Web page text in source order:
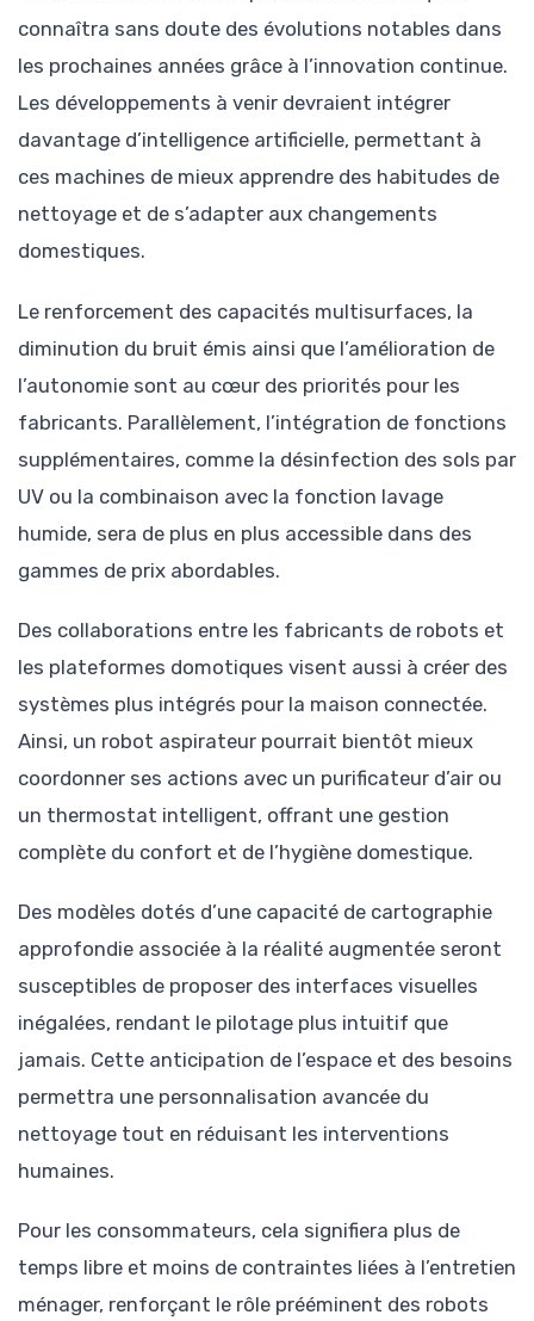
connaîtra sans doute des évolutions notables dans
les prochaines années grâce à l’innovation continue.
Les développements à venir devraient intégrer
davantage d’intelligence artificielle, permettant à
ces machines de mieux apprendre des habitudes de
nettoyage et de s’adapter aux changements
domestiques.
Le renforcement des capacités multisurfaces, la
diminution du bruit émis ainsi que l’amélioration de
l’autonomie sont au cœur des priorités pour les
fabricants. Parallèlement, l’intégration de fonctions
supplémentaires, comme la désinfection des sols par
UV ou la combinaison avec la fonction lavage
humide, sera de plus en plus accessible dans des
gammes de prix abordables.
Des collaborations entre les fabricants de robots et
les plateformes domotiques visent aussi à créer des
systèmes plus intégrés pour la maison connectée.
Ainsi, un robot aspirateur pourrait bientôt mieux
coordonner ses actions avec un purificateur d’air ou
un thermostat intelligent, offrant une gestion
complète du confort et de l’hygiène domestique.
Des modèles dotés d’une capacité de cartographie
approfondie associée à la réalité augmentée seront
susceptibles de proposer des interfaces visuelles
inégalées, rendant le pilotage plus intuitif que
jamais. Cette anticipation de l’espace et des besoins
permettra une personnalisation avancée du
nettoyage tout en réduisant les interventions
humaines.
Pour les consommateurs, cela signifiera plus de
temps libre et moins de contraintes liées à l’entretien
ménager, renforçant le rôle prééminent des robots